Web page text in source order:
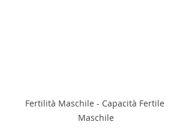
Fertilità Maschile - Capacità Fertile
Maschile